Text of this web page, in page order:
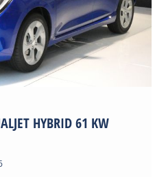
HYBRID 61 KW